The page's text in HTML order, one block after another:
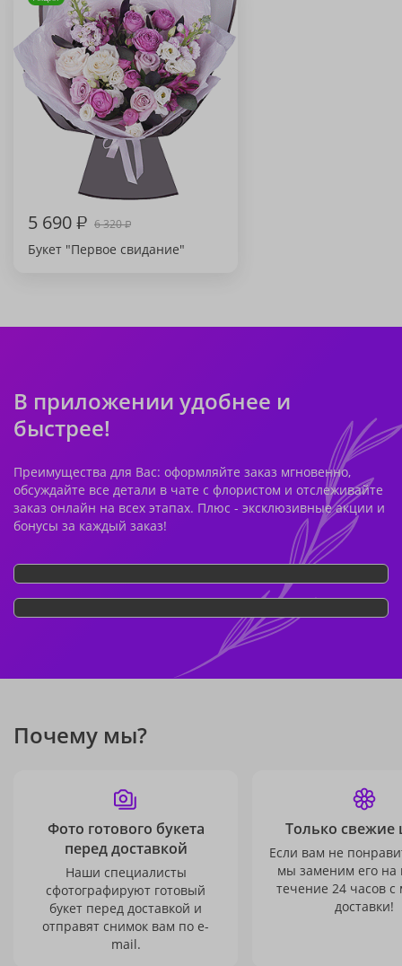
5 690₽ 6 320₽
Букет "Первое свидание"
В приложении удобнее и
быстрее!
Преимущества для Вас: оформляйте заказ мгновенно,
обсуждайте все детали в чате с флористом и отслеживайте
заказ онлайн на всех этапах. Плюс - эксклюзивные акции и
бонусы за каждый заказ!
Почему мы?
Фото готового букета
перед доставкой
Наши специалисты
сфотографируют готовый
букет перед доставкой и
отправят снимок вам по e-
mail.
Только свежие
Если вам не
мы заменим его на
течение 24 часов с
доставки!